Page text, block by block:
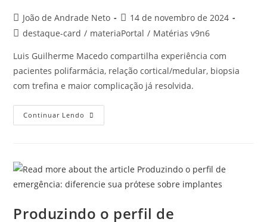
João de Andrade Neto
14 de novembro de 2024
destaque-card / materiaPortal / Matérias v9n6
Luis Guilherme Macedo compartilha experiência com
pacientes polifarmácia, relação cortical/medular, biopsia
com trefina e maior complicação já resolvida.
Continuar Lendo
Produzindo o perfil de